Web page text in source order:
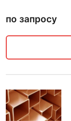
по запросу